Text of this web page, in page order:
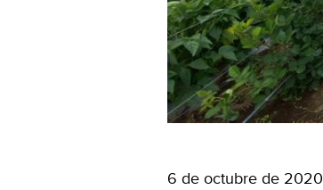
6 de octubre de 2020